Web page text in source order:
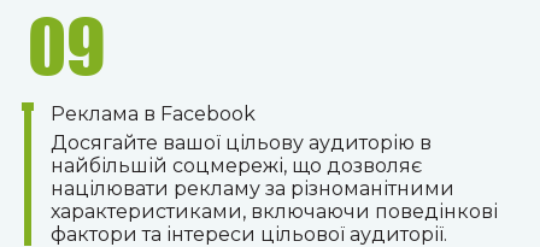
Реклама в Facebook
Досягайте вашої цільову аудиторію в
найбільшій соцмережі, що дозволяє
націлювати рекламу за різноманітними
характеристиками, включаючи поведінкові
фактори та інтереси цільової аудиторії.
09